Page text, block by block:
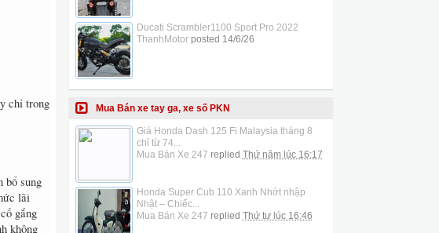
chỉ trong
bổ sung
lãi
gắng
không
Ducati Scrambler1100 Sport Pro 2022
ThanhMotorposted 14/6/26
Mua Bán xe tay ga, xe số PKN
Giá Honda Dash 125 Fi Malaysia tháng 8
chỉ từ 74...
Mua Bán Xe 247 replied Thứ năm lúc 16:17
Honda Super Cub 110 Xanh Nhớt nhập
Nhật – Chiếc...
Mua Bán Xe 247 replied Thứ tư lúc 16:46